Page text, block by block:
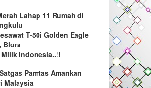
Lahap 11 Rumah di
T-50i Golden Eagle
Blora
Indonesia..!!
Pamtas Amankan
Malaysia